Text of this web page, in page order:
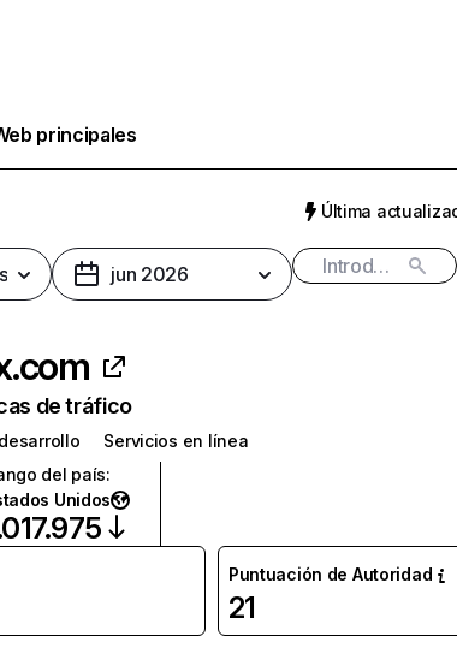
principales
Última
jun 2026
de tráfico
Servicios en línea
del país:
Unidos
Puntuación de Autoridad
21